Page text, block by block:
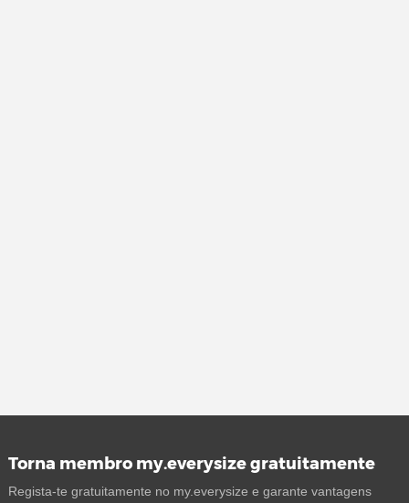
Torna membro my.everysize gratuitamente
Regista-te gratuitamente no my.everysize e garante vantagens